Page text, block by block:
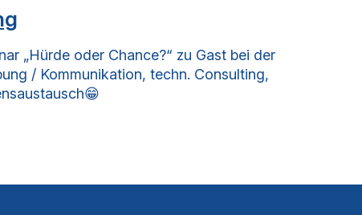
„Hürde oder Chance?“ zu Gast bei der
/ Kommunikation, techn. Consulting,